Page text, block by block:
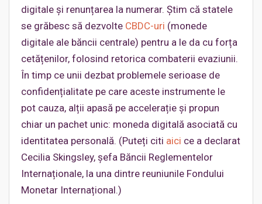
digitale și renunțarea la numerar. Știm că statele
se grăbesc să dezvolte CBDC-uri (monede
digitale ale băncii centrale) pentru a le da cu forța
cetățenilor, folosind retorica combaterii evaziunii.
În timp ce unii dezbat problemele serioase de
confidențialitate pe care aceste instrumente le
pot cauza, alții apasă pe accelerație și propun
chiar un pachet unic: moneda digitală asociată cu
identitatea personală. (Puteți citi aici ce a declarat
Cecilia Skingsley, șefa Băncii Reglementelor
Internaționale, la una dintre reuniunile Fondului
Monetar Internațional.)